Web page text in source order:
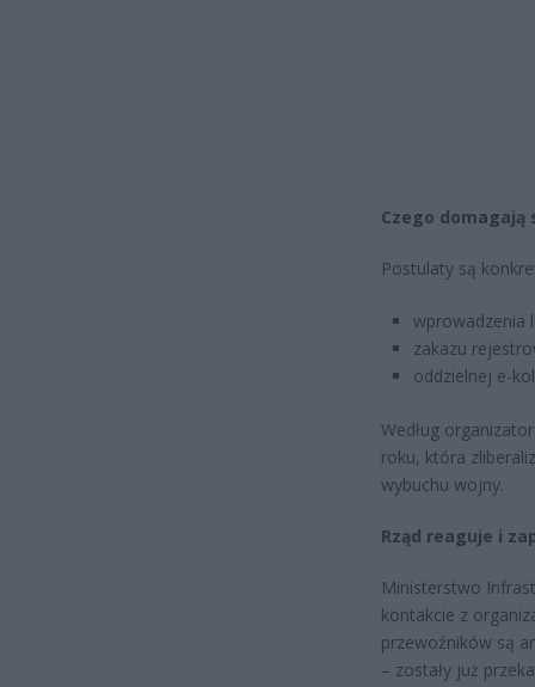
Czego domagają
Postulaty są
wprowadzenia
zakazu
oddzielnej e-
Według
roku, która
wybuchu wojny.
Rząd reaguje i
Ministerstwo
kontakcie z
przewoźników są
– zostały już